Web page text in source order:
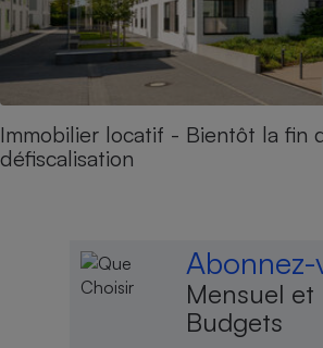
Immobilier locatif - Bientôt la fin
défiscalisation
Abonnez-
Mensuel et
Budgets